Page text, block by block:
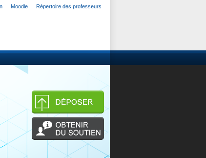
Moodle Répertoire des professeurs